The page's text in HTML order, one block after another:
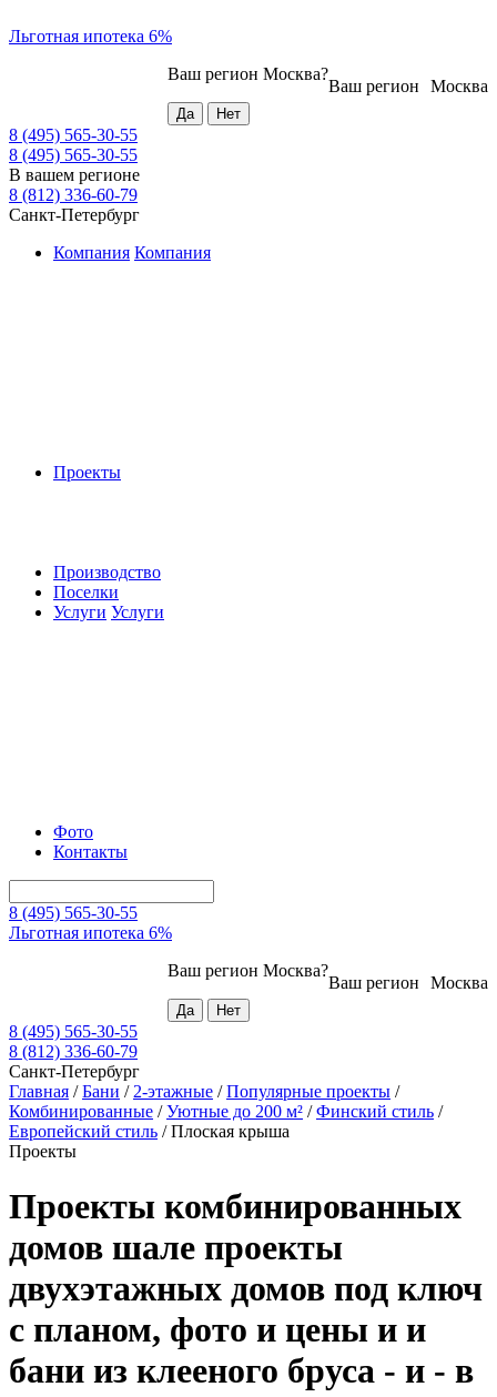
Льготная ипотека 6%
Москва
Ваш регион
Ваш регион Москва?
8 (495) 565-30-55
8 (495) 565-30-55
В вашем регионе
8 (812) 336-60-79
Санкт-Петербург
Компания Компания
Проекты
Производство
Поселки
Услуги Услуги
Фото
Контакты
8 (495) 565-30-55
Льготная ипотека 6%
Москва
Ваш регион
Ваш регион Москва?
8 (495) 565-30-55
8 (812) 336-60-79
Санкт-Петербург
Главная /Бани / 2-этажные /Популярные проекты /
Комбинированные /Уютные до 200 м² /Финский стиль /
Европейский стиль /Плоская крыша
Проекты
Проекты комбинированных
домов шале проекты
двухэтажных домов под ключ
с планом, фото и цены и и
бани из клееного бруса - и - в